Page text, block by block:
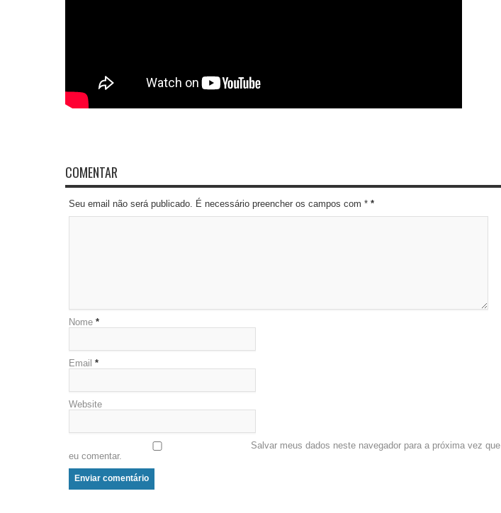
COMENTAR
Seu email não será publicado. É necessário preencher os campos com * *
Nome *
Email *
Website
Salvar meus dados neste navegador para a próxima vez que
eu comentar.